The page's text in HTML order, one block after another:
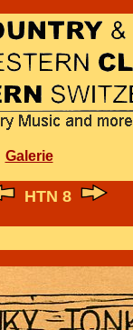
Galerie
HTN 8